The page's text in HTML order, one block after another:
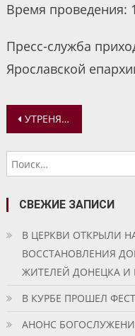
Время проведения:
Пресс-служба
Ярославской
Навигация
по
записям
УТРЕНЯ С ЧИНОМ ПОГРЕБЕНИЯ ПЛАЩАНИЦЫ. ТОЛГСКИЙ ЖЕНСКИЙ МОНАСТЫРЬ
СВЕЖИЕ ЗАПИСИ
В ЦЕРКВИ ОТКРЫЛИ
ВОССТАНОВЛЕНИЯ
ЖИТЕЛЕЙ ДОНЕЦКА И
В КУРБЕ ПРОШЕЛ
АНОНС